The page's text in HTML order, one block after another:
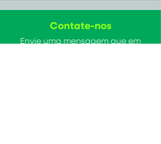
Contate-nos
Envie uma mensagem que em